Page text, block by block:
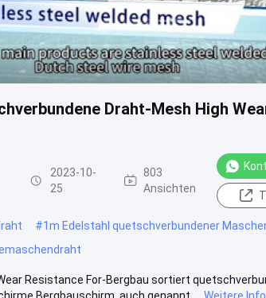
Draht-Mesh High
2023-10-
25
803
Ansichten
#1m Edelstahl quetschverbundener
Resistance For-Bergbau sortiert
Bergbauschirm, auch genannt ...
Weitere